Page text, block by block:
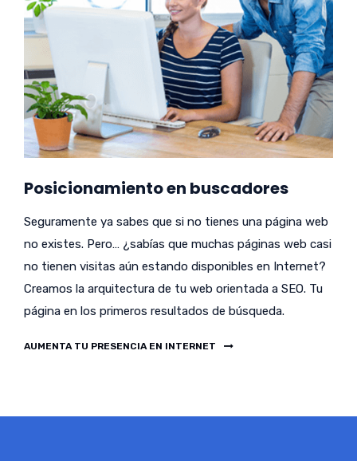
Posicionamiento en buscadores
Seguramente ya sabes que si no tienes una página web
no existes. Pero… ¿sabías que muchas páginas web casi
no tienen visitas aún estando disponibles en Internet?
Creamos la arquitectura de tu web orientada a SEO. Tu
página en los primeros resultados de búsqueda.
AUMENTA TU PRESENCIA EN INTERNET